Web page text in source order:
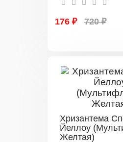
176 ₽ 720 ₽
Хризантема
Йеллоу
Желтая)